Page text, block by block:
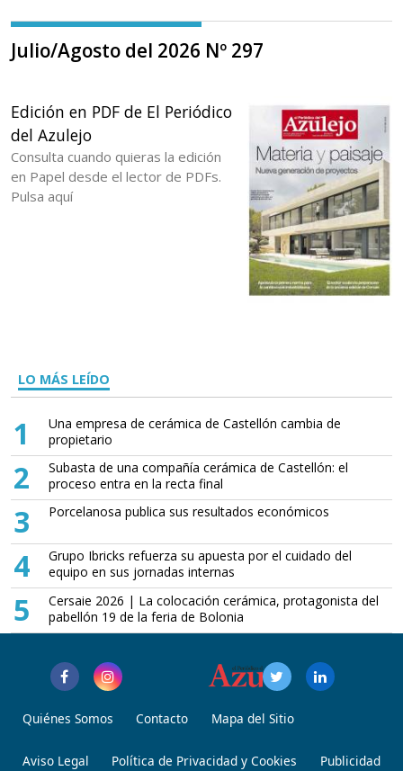
Julio/Agosto del 2026 Nº 297
Edición en PDF de El Periódico
del Azulejo
Consulta cuando quieras la edición
en Papel desde el lector de PDFs.
Pulsa aquí
LO MÁS LEÍDO
1
Una empresa de cerámica de Castellón cambia de
propietario
2
Subasta de una compañía cerámica de Castellón: el
proceso entra en la recta final
3 Porcelanosa publica sus resultados económicos
4
Grupo Ibricks refuerza su apuesta por el cuidado del
equipo en sus jornadas internas
5
Cersaie 2026 | La colocación cerámica, protagonista del
pabellón 19 de la feria de Bolonia
Quiénes Somos Contacto Mapa del Sitio
Aviso Legal Política de Privacidad y Cookies Publicidad